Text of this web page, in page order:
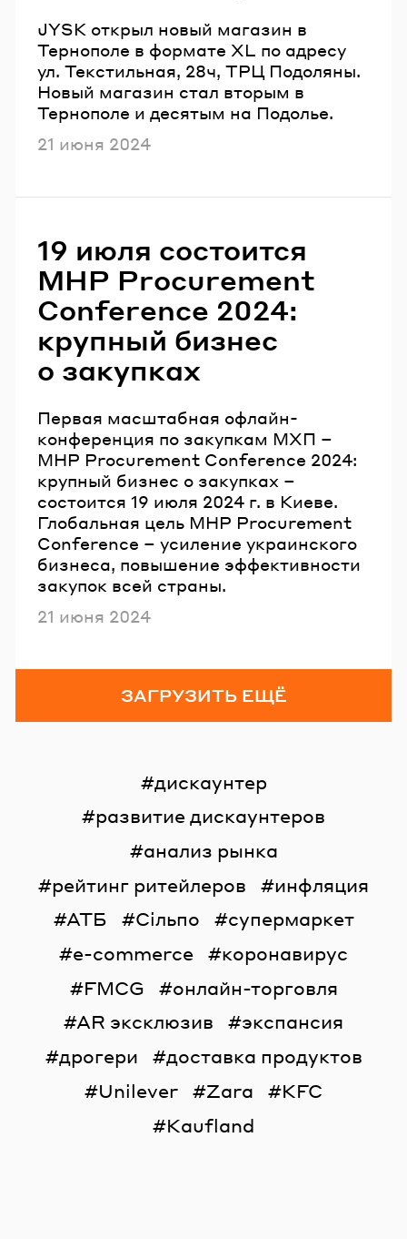
JYSK открыл новый магазин в
Тернополе в формате XL по адресу
ул. Текстильная, 28ч, ТРЦ Подоляны.
Новый магазин стал вторым в
Тернополе и десятым на Подолье.
Опубликовано
21 июня 2024
19 июля состоится
MHP Procurement
Conference 2024:
крупный бизнес
о закупках
Первая масштабная офлайн-
конференция по закупкам МХП –
MHP Procurement Conference 2024:
крупный бизнес о закупках –
состоится 19 июля 2024 г. в Киеве.
Глобальная цель MHP Procurement
Conference – усиление украинского
бизнеса, повышение эффективности
закупок всей страны.
Опубликовано
21 июня 2024
ЗАГРУЗИТЬ ЕЩЁ
дискаунтер
развитие дискаунтеров
анализ рынка
рейтинг ритейлеров
инфляция
АТБ
Сільпо
супермаркет
e-commerce
коронавирус
FMCG
онлайн-торговля
AR эксклюзив
экспансия
дрогери
доставка продуктов
Unilever
Zara
KFC
Kaufland